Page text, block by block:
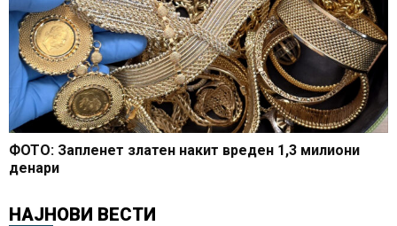
ФОТО: Запленет златен накит вреден 1,3 милиони
денари
НАЈНОВИ ВЕСТИ